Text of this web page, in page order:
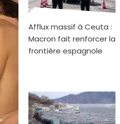
Afflux massif à Ceuta :
Macron fait renforcer la
frontière espagnole